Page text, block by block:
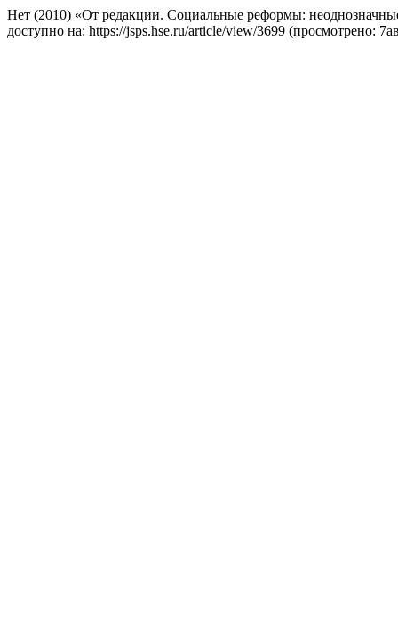
Нет (2010) «От редакции. Социальные реформы:
доступно на: https://jsps.hse.ru/article/view/3699 (просмотрено: